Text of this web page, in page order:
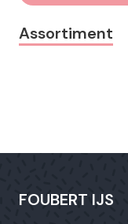
Assortiment
FOUBERT IJS